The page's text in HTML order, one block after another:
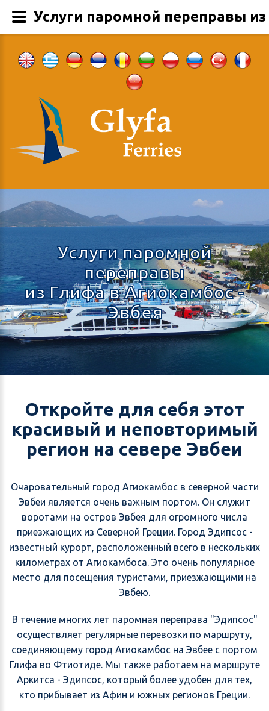
Услуги паромной
переправы
из Глифа в Агиокамбос -
Эвбея
Откройте для себя этот
красивый и неповторимый
регион на севере Эвбеи
Очаровательный город Агиокамбос в северной части
Эвбеи является очень важным портом. Он служит
воротами на остров Эвбея для огромного числа
приезжающих из Северной Греции. Город Эдипсос -
известный курорт, расположенный всего в нескольких
километрах от Агиокамбоса. Это очень популярное
место для посещения туристами, приезжающими на
Эвбею.
В течение многих лет паромная переправа "Эдипсос"
осуществляет регулярные перевозки по маршруту,
соединяющему город Агиокамбос на Эвбее с портом
Глифа во Фтиотиде. Мы также работаем на маршруте
Аркитса - Эдипсос, который более удобен для тех,
кто прибывает из Афин и южных регионов Греции.
Услуги паромной переправы